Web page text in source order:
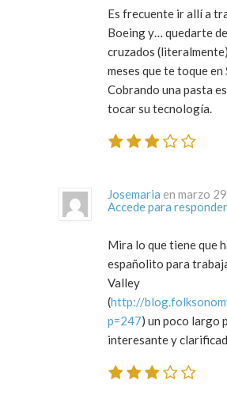
Es frecuente ir allí a
Boeing y… quedarte
cruzados
meses que te toque en
Cobrando una pasta
tocar su tecnología.
Josemaria
Accede para responder
Mira lo que tiene que
españolito para
Valley
(http://
p=247) un poco largo
interesante y